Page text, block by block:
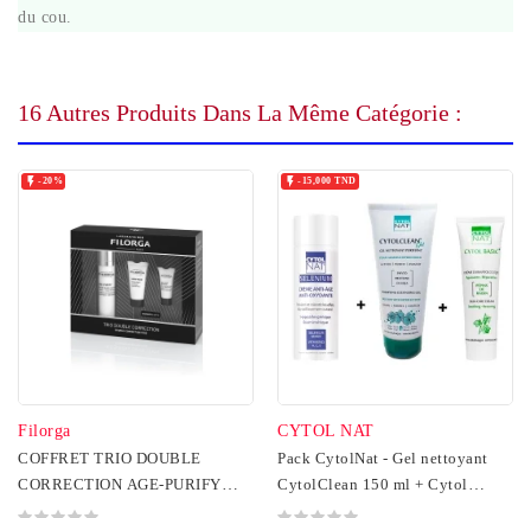
du cou.
16 Autres Produits Dans La Même Catégorie :
 -20%
Filorga
COFFRET TRIO DOUBLE
CORRECTION AGE-PURIFY
FLUID
-15,000 TND
CYTOL NAT
Pack CytolNat - Gel nettoyant
CytolClean 150 ml + Cytol
Selenium 50 ml +...